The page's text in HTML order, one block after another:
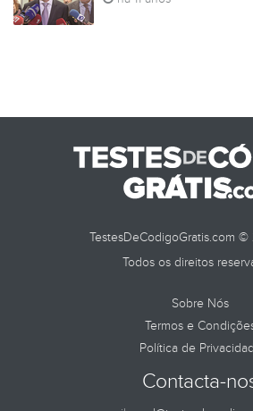
TestesDeCodigoGratis.com
Todos os direitos
Sobre Nós
Termos e
Política de
Contacta-